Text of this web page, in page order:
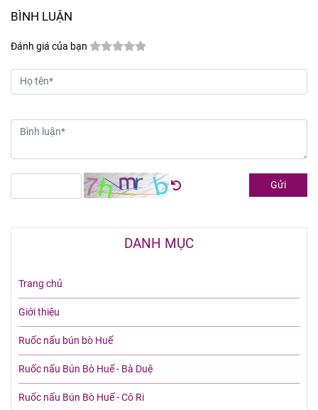
BÌNH LUẬN
Đánh giá của bạn
Gửi
DANH MỤC
Trang chủ
Giới thiệu
Ruốc nấu bún bò Huế
Ruốc nấu Bún Bò Huế - Bà Duệ
Ruốc nấu Bún Bò Huế - Cô Ri